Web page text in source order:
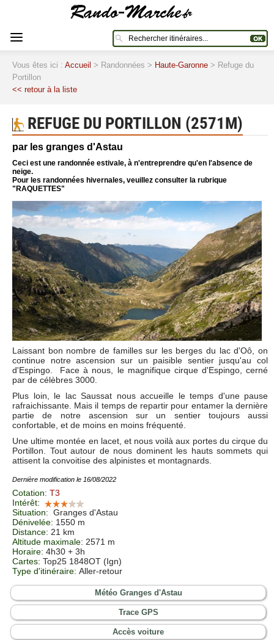
Vous êtes ici : Accueil > Randonnées > Haute-Garonne > Refuge du
Portillon
<< retour à la liste
REFUGE DU PORTILLON (2571M)
par les granges d'Astau
Ceci est une randonnée estivale, à n'entreprendre qu'en l'absence de
neige.
Pour les randonnées hivernales, veuillez consulter la rubrique
"RAQUETTES"
Laissant bon nombre de familles sur les berges du lac d'Oô, on
continue notre ascension sur un paisible sentier jusqu'au col
d'Espingo. Face à nous, le magnifique cirque d'Espingo, cerné
par de célèbres 3000.
Plus loin, le lac Saussat nous accueille le temps d'une pause
rafraichissante. Mais il temps de repartir pour entamer la dernière
partie de notre ascension sur un sentier toujours aussi
confortable, et de moins en moins fréquenté.
Une ultime montée en lacet, et nous voilà aux portes du cirque du
Portillon. Tout autour de nous dominent les hauts sommets qui
attisent la convoitise des alpinistes et montagnards.
Dernière modification le 16/08/2022
Cotation: T3
Intérêt:
Situation: Granges d'Astau
Dénivelée: 1550 m
Distance: 21 km
Altitude maximale: 2571 m
Horaire: 4h30 + 3h
Cartes: Top25 1848OT (Ign)
Type d'itinéraire: Aller-retour
Météo Granges d'Astau
Trace GPS
Accès voiture